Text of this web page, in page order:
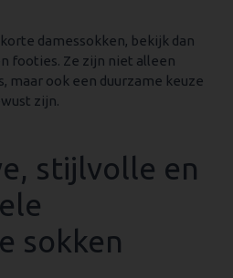
damessokken, bekijk dan
footies. Ze zijn niet alleen
maar ook een duurzame keuze
zijn.
stijlvolle en
sokken